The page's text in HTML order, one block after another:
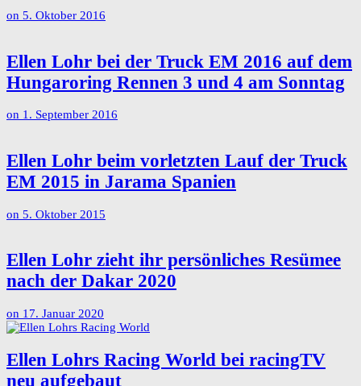
on 5. Oktober 2016
Ellen Lohr bei der Truck EM 2016 auf dem
Hungaroring Rennen 3 und 4 am Sonntag
on 1. September 2016
Ellen Lohr beim vorletzten Lauf der Truck
EM 2015 in Jarama Spanien
on 5. Oktober 2015
Ellen Lohr zieht ihr persönliches Resümee
nach der Dakar 2020
on 17. Januar 2020
Ellen Lohrs Racing World bei racingTV
neu aufgebaut